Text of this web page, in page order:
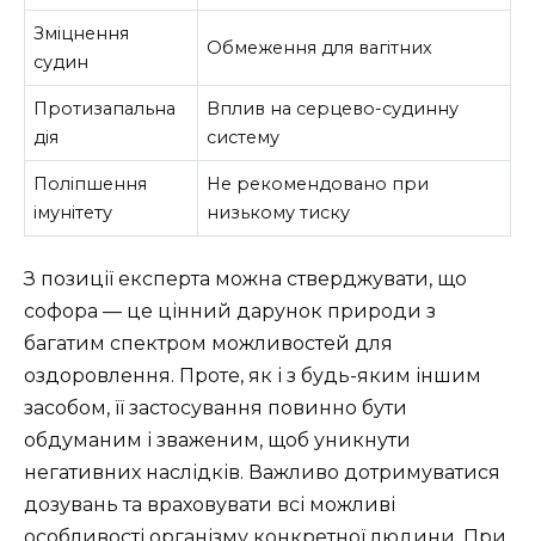
Зміцнення
судин
Обмеження для вагітних
Протизапальна
дія
Вплив на серцево-судинну
систему
Поліпшення
імунітету
Не рекомендовано при
низькому тиску
З позиції експерта можна стверджувати, що
софора — це цінний дарунок природи з
багатим спектром можливостей для
оздоровлення. Проте, як і з будь-яким іншим
засобом, її застосування повинно бути
обдуманим і зваженим, щоб уникнути
негативних наслідків. Важливо дотримуватися
дозувань та враховувати всі можливі
особливості організму конкретної людини. При